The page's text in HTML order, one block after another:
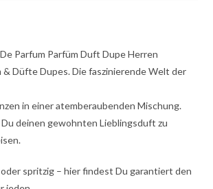
Parfum Parfüm Duft Dupe Herren
& Düfte Dupes. Die faszinierende Welt der
in einer atemberaubenden Mischung.
deinen gewohnten Lieblingsduft zu
spritzig – hier findest Du garantiert den